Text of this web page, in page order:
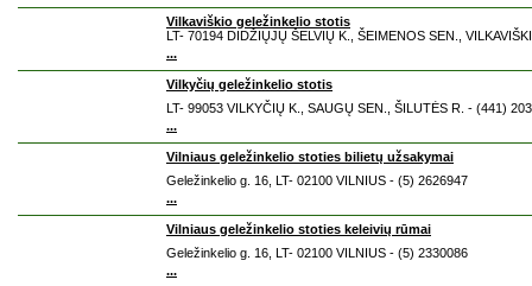
Vilkaviškio geležinkelio stotis
LT- 70194 DIDŽIŲJŲ ŠELVIŲ K., ŠEIMENOS SEN.,
...
Vilkyčių geležinkelio stotis
LT- 99053 VILKYČIŲ K., SAUGŲ SEN., ŠILUTĖS R. - (441)
...
Vilniaus geležinkelio stoties bilietų užsakymai
Geležinkelio g. 16, LT- 02100 VILNIUS - (5) 2626947
...
Vilniaus geležinkelio stoties keleivių rūmai
Geležinkelio g. 16, LT- 02100 VILNIUS - (5) 2330086
...